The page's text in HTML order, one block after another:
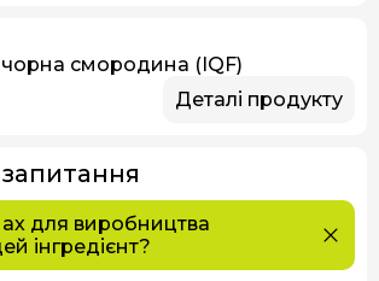
смородина (IQF)
Деталі продукту
для виробництва
інгредієнт?